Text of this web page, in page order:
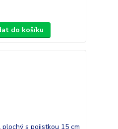
do košíku